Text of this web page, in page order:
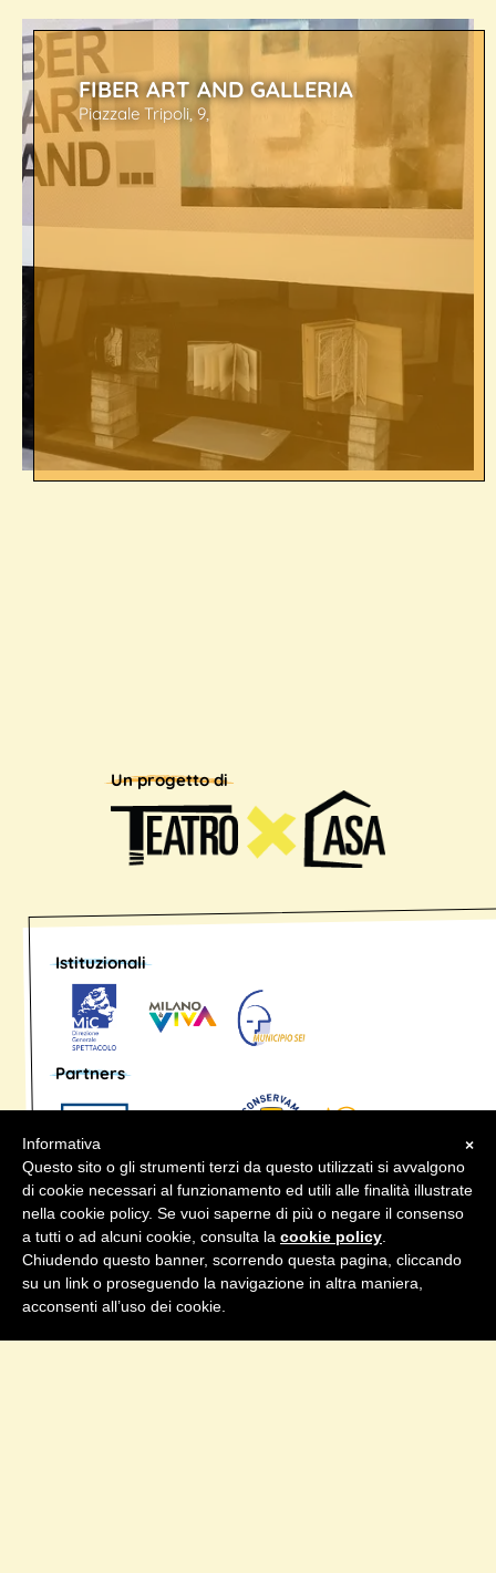
FIBER ART AND GALLERIA
Piazzale Tripoli, 9,
Un progetto di
Istituzionali
Partners
×
Informativa
Questo sito o gli strumenti terzi da questo utilizzati si avvalgono
di cookie necessari al funzionamento ed utili alle finalità illustrate
nella cookie policy. Se vuoi saperne di più o negare il consenso
a tutti o ad alcuni cookie, consulta la cookie policy
Chiudendo questo banner, scorrendo questa pagina, cliccando
su un link o proseguendo la navigazione in altra maniera,
acconsenti all’uso dei cookie.